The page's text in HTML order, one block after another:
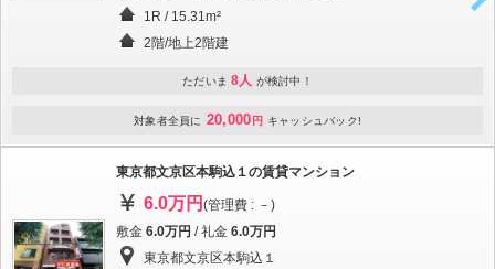
1R / 15.31m²
2階/地上2階建
ただいま 8人 が検討中！
対象者全員に 20,000 円 キャッシュバック!
東京都文京区本駒込１の賃貸マンション
6.0万円 (管理費 : －)
敷金 6.0万円 / 礼金 6.0万円
東京都文京区本駒込１